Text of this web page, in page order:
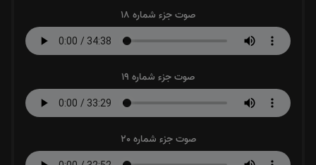
صوت جزء شماره 18
صوت جزء شماره 19
صوت جزء شماره 20